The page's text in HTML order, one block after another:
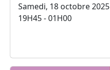
Samedi, 18 octobre 2025
19H45 - 01H00